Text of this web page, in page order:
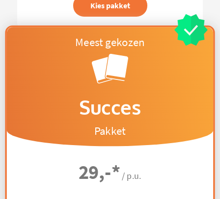
Kies pakket
Succes
Pakket
29,-* / p.u.